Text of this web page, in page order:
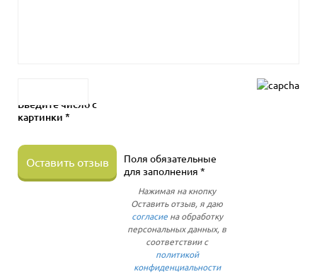
Введите число с
картинки *
Оставить отзыв
Поля обязательные
для заполнения *
Нажимая на кнопку
Оставить отзыв, я даю
согласиена обработку
персональных данных, в
соответствии с
политикой
конфиденциальности